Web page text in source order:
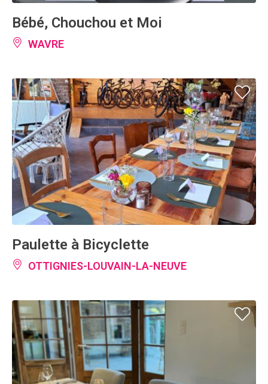
Bébé, Chouchou et Moi
WAVRE
Paulette à Bicyclette
OTTIGNIES-LOUVAIN-LA-NEUVE